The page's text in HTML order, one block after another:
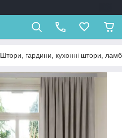
Штори, гардини, кухонні штори,